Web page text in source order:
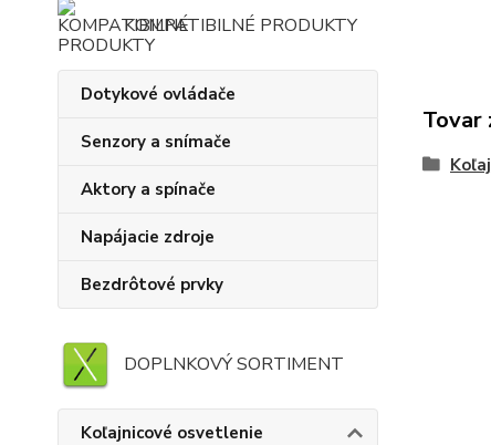
KOMPATIBILNÉ PRODUKTY
Dotykové ovládače
Senzory a snímače
Aktory a spínače
Napájacie zdroje
Bezdrôtové prvky
DOPLNKOVÝ SORTIMENT
Koľajnicové osvetlenie
Tovar